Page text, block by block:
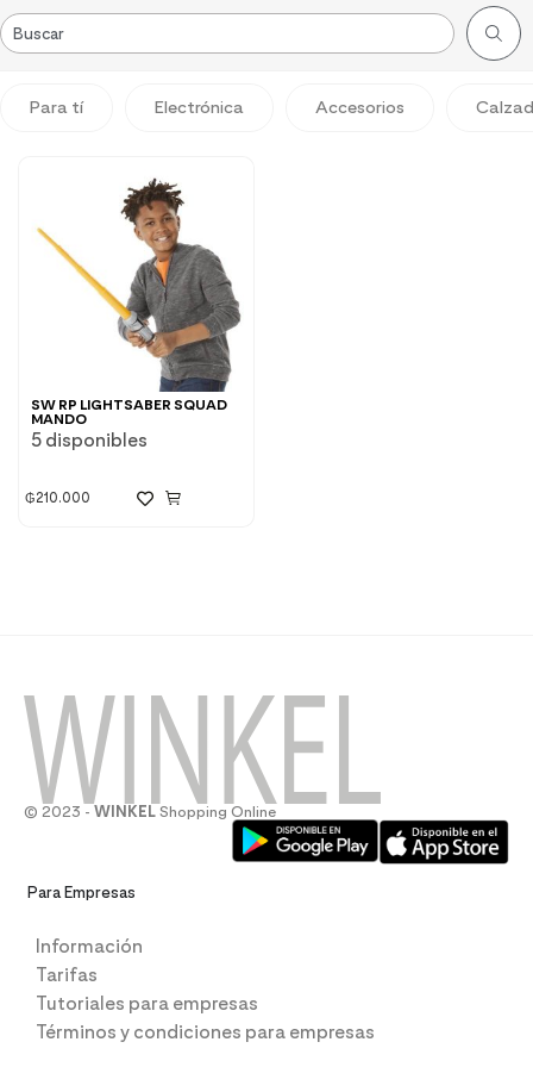
Para tí Electrónica Accesorios
SW RP LIGHTSABER SQUAD
MANDO
5 disponibles
₲210.000
© 2023 - WINKEL Shopping Online
Para Empresas
Información
Tarifas
Tutoriales para empresas
Términos y condiciones para empresas